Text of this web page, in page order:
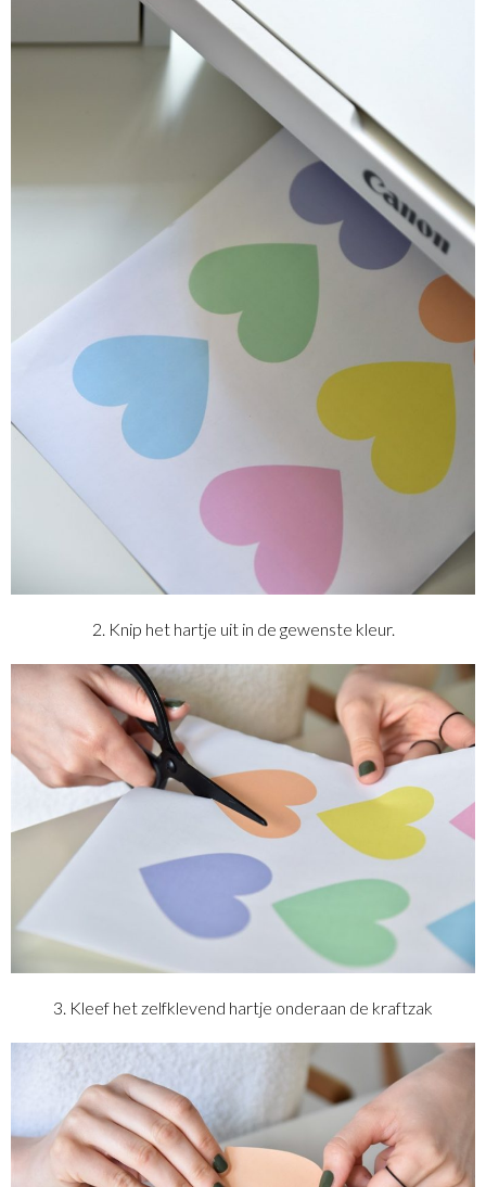
2. Knip het hartje uit in de gewenste kleur.
3. Kleef het zelfklevend hartje onderaan de kraftzak